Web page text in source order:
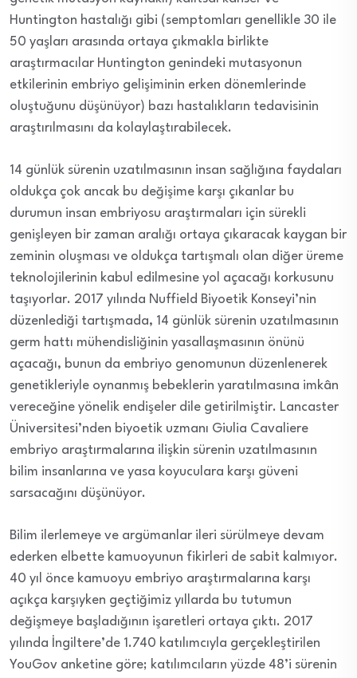
Huntington hastalığı gibi (semptomları genellikle 30 ile
50 yaşları arasında ortaya çıkmakla birlikte
araştırmacılar Huntington genindeki mutasyonun
etkilerinin embriyo gelişiminin erken dönemlerinde
oluştuğunu düşünüyor) bazı hastalıkların tedavisinin
araştırılmasını da kolaylaştırabilecek.
14 günlük sürenin uzatılmasının insan sağlığına faydaları
oldukça çok ancak bu değişime karşı çıkanlar bu
durumun insan embriyosu araştırmaları için sürekli
genişleyen bir zaman aralığı ortaya çıkaracak kaygan bir
zeminin oluşması ve oldukça tartışmalı olan diğer üreme
teknolojilerinin kabul edilmesine yol açacağı korkusunu
taşıyorlar. 2017 yılında Nuffield Biyoetik Konseyi’nin
düzenlediği tartışmada, 14 günlük sürenin uzatılmasının
germ hattı mühendisliğinin yasallaşmasının önünü
açacağı, bunun da embriyo genomunun düzenlenerek
genetikleriyle oynanmış bebeklerin yaratılmasına imkân
vereceğine yönelik endişeler dile getirilmiştir. Lancaster
Üniversitesi’nden biyoetik uzmanı Giulia Cavaliere
embriyo araştırmalarına ilişkin sürenin uzatılmasının
bilim insanlarına ve yasa koyuculara karşı güveni
sarsacağını düşünüyor.
Bilim ilerlemeye ve argümanlar ileri sürülmeye devam
ederken elbette kamuoyunun fikirleri de sabit kalmıyor.
40 yıl önce kamuoyu embriyo araştırmalarına karşı
açıkça karşıyken geçtiğimiz yıllarda bu tutumun
değişmeye başladığının işaretleri ortaya çıktı. 2017
yılında İngiltere’de 1.740 katılımcıyla gerçekleştirilen
YouGov anketine göre; katılımcıların yüzde 48’i sürenin